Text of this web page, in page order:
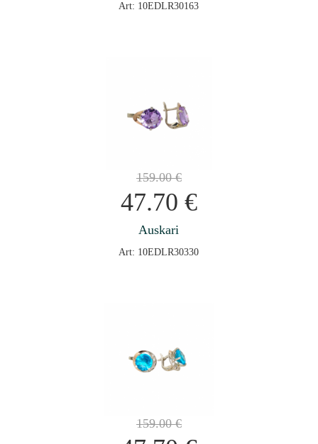
Art: 10EDLR30163
159.00€
47.70 €
Auskari
Art: 10EDLR30330
159.00€